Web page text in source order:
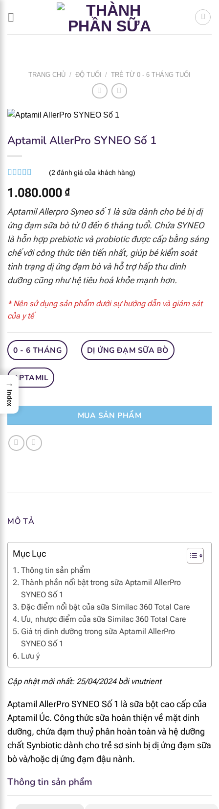
TRANG CHỦ / ĐỘ TUỔI / TRẺ TỪ 0 - 6 THÁNG TUỔI
Aptamil AllerPro SYNEO Số 1
dựa trên
đánh giá
(2đánh giá của khách hàng)
1.080.000 ₫
Aptamil Allerpro Syneo số 1 là sữa dành cho bé bị dị
ứng đạm sữa bò từ 0 đến 6 tháng tuổi. Chứa SYNEO
là hỗn hợp prebiotic và probiotic được cấp bằng sáng
chế với công thức tiên tiến nhất, giúp bé kiểm soát
tình trạng dị ứng đạm bò và hỗ trợ hấp thu dinh
dưỡng cũng như hệ tiêu hoá khỏe mạnh hơn.
* Nên sử dụng sản phẩm dưới sự hướng dẫn và giám sát
của y tế
0 - 6 THÁNG DỊ ỨNG ĐẠM SỮA BÒ
APTAMIL
MUA SẢN PHẨM
MÔ TẢ
Mục Lục
Thông tin sản phẩm
Thành phần nổi bật trong sữa Aptamil AllerPro
SYNEO Số 1
Đặc điểm nổi bật của sữa Similac 360 Total Care
Ưu, nhược điểm của sữa Similac 360 Total Care
Giá trị dinh dưỡng trong sữa Aptamil AllerPro
SYNEO Số 1
Lưu ý
Cập nhật mới nhất: 25/04/2024 bởi vnutrient
Aptamil AllerPro SYNEO Số 1 là sữa bột cao cấp của
Aptamil Úc. Công thức sữa hoàn thiện về mặt dinh
dưỡng, chứa đạm thuỷ phân hoàn toàn và hệ dưỡng
chất Synbiotic dành cho trẻ sơ sinh bị dị ứng đạm sữa
bò và/hoặc dị ứng đạm đậu nành.
Thông tin sản phẩm
→
Index